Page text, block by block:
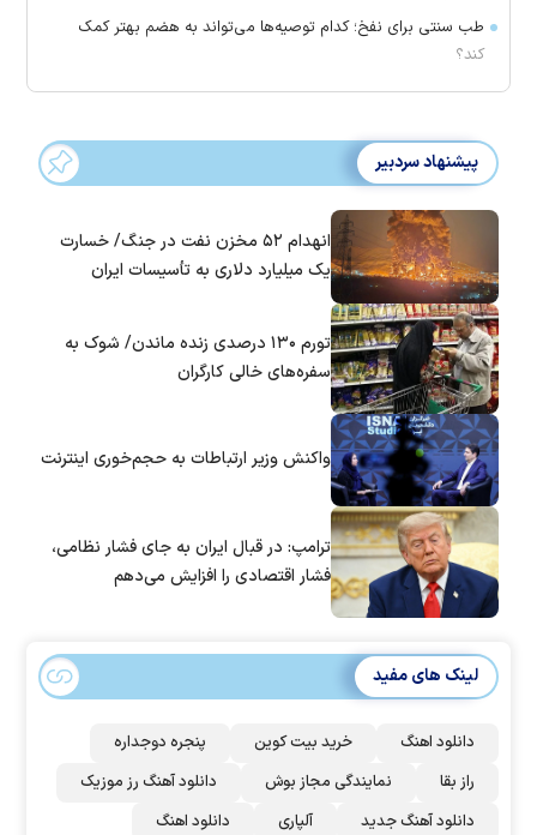
طب سنتی برای نفخ؛ کدام توصیه‌ها می‌تواند به هضم بهتر کمک
کند؟
پیشنهاد سردبیر
انهدام ۵۲ مخزن نفت در جنگ/ خسارت
یک میلیارد دلاری به تأسیسات ایران
تورم ۱۳۰ درصدی زنده ماندن/ شوک به
سفره‌های خالی کارگران
واکنش وزیر ارتباطات به حجم‌خوری اینترنت
ترامپ: در قبال ایران به جای فشار نظامی،
فشار اقتصادی را افزایش می‌دهم
لینک های مفید
دانلود اهنگ خرید بیت کوین
پنجره دوجداره
راز بقا
نمایندگی مجاز بوش
دانلود آهنگ رز‌ موزیک
دانلود آهنگ جدید
آلپاری دانلود اهنگ